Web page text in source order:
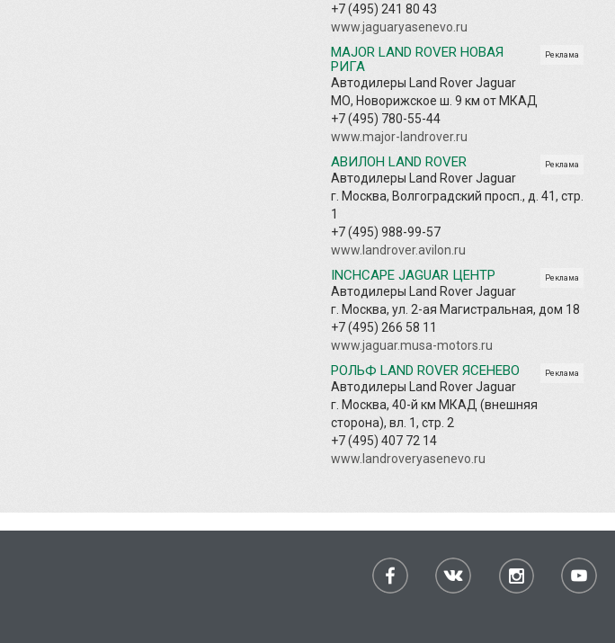
+7 (495) 241 80 43
www.jaguaryasenevo.ru
Реклама
MAJOR LAND ROVER НОВАЯ
РИГА
Автодилеры Land Rover Jaguar
МО, Новорижское ш. 9 км от МКАД
+7 (495) 780-55-44
www.major-landrover.ru
Реклама
АВИЛОН LAND ROVER
Автодилеры Land Rover Jaguar
г. Москва, Волгоградский просп., д. 41, стр.
1
+7 (495) 988-99-57
www.landrover.avilon.ru
Реклама
INCHCAPE JAGUAR ЦЕНТР
Автодилеры Land Rover Jaguar
г. Москва, ул. 2-ая Магистральная, дом 18
+7 (495) 266 58 11
www.jaguar.musa-motors.ru
Реклама
РОЛЬФ LAND ROVER ЯСЕНЕВО
Автодилеры Land Rover Jaguar
г. Москва, 40-й км МКАД (внешняя
сторона), вл. 1, стр. 2
+7 (495) 407 72 14
www.landroveryasenevo.ru